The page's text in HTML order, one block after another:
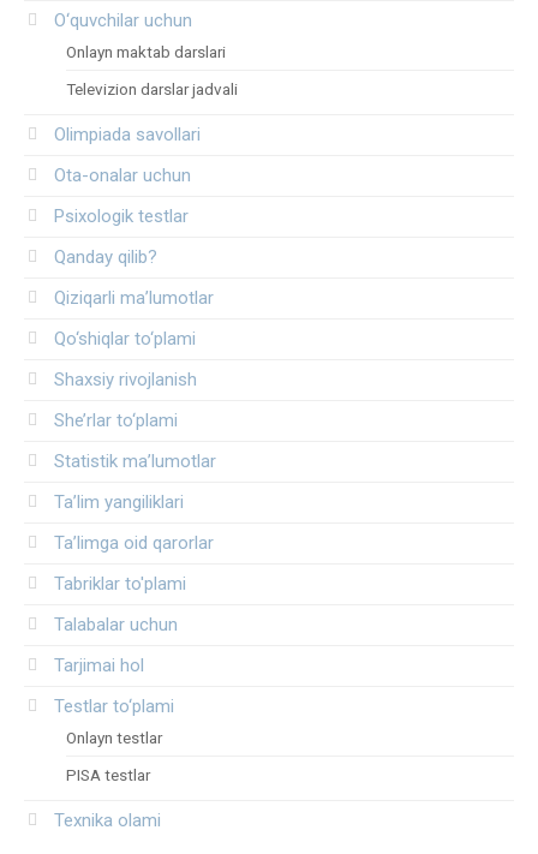
O‘quvchilar uchun
Onlayn maktab darslari
Televizion darslar jadvali
Olimpiada savollari
Ota-onalar uchun
Psixologik testlar
Qanday qilib?
Qiziqarli ma’lumotlar
Qo‘shiqlar to‘plami
Shaxsiy rivojlanish
She’rlar to‘plami
Statistik ma’lumotlar
Ta’lim yangiliklari
Ta’limga oid qarorlar
Tabriklar to'plami
Talabalar uchun
Tarjimai hol
Testlar to‘plami
Onlayn testlar
PISA testlar
Texnika olami